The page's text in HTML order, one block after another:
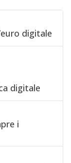
digitale
digitale
i